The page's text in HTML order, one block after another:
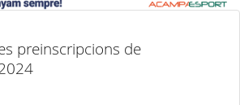
preinscripcions de